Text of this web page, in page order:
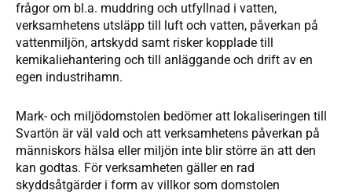
frågor om bl.a. muddring och utfyllnad i vatten,
verksamhetens utsläpp till luft och vatten, påverkan på
vattenmiljön, artskydd samt risker kopplade till
kemikaliehantering och till anläggande och drift av en
egen industrihamn.
Mark- och miljödomstolen bedömer att lokaliseringen till
Svartön är väl vald och att verksamhetens påverkan på
människors hälsa eller miljön inte blir större än att den
kan godtas. För verksamheten gäller en rad
skyddsåtgärder i form av villkor som domstolen